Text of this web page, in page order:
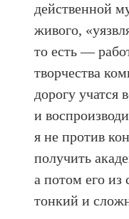
действенной
живого,
то есть —
творчества
дорогу учатся
и
я не против
получить
а потом его из
тонкий и